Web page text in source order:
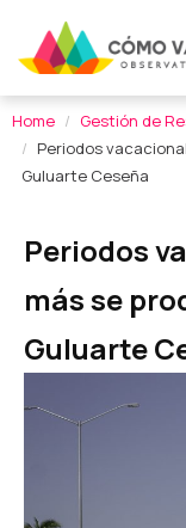
Home Gestión de
Periodos
Guluarte Ceseña
Periodos
más se
Guluarte